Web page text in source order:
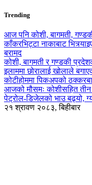
Trending
आज पनि कोशी, बागमती,
काँकरभिट्टा नाकाबाट
बरामद
कोशी, बागमती र गण्डकी
इलाममा छोरालाई खोलाले
कोटीहोममा पिकअपको
आजको मौसमः कोशीसहित तीन
पेट्रोल-डिजेलको भाउ बढ्यो,
२१ श्रावण २०८३, बिहीबार